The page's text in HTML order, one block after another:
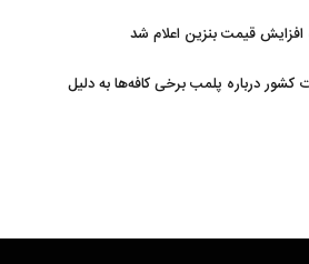
قیمت بنزین اعلام شد
درباره پلمب برخی کافه‌ها به دلیل